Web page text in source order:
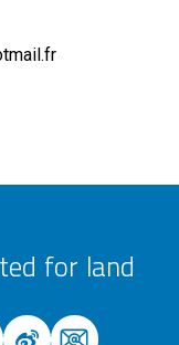
for land